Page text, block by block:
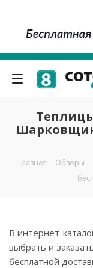
Главная - Обзоры -
В интернет-
выбрать и
бесплатной